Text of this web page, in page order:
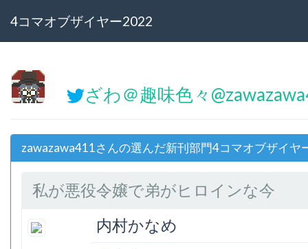
4コマオブザイヤー2022
ざわ＠趣味色々
zawazawa411さんの選んだ新刊部門4コマオブザイヤ
私が悪役令嬢で弟がヒロインな今
内村かなめ